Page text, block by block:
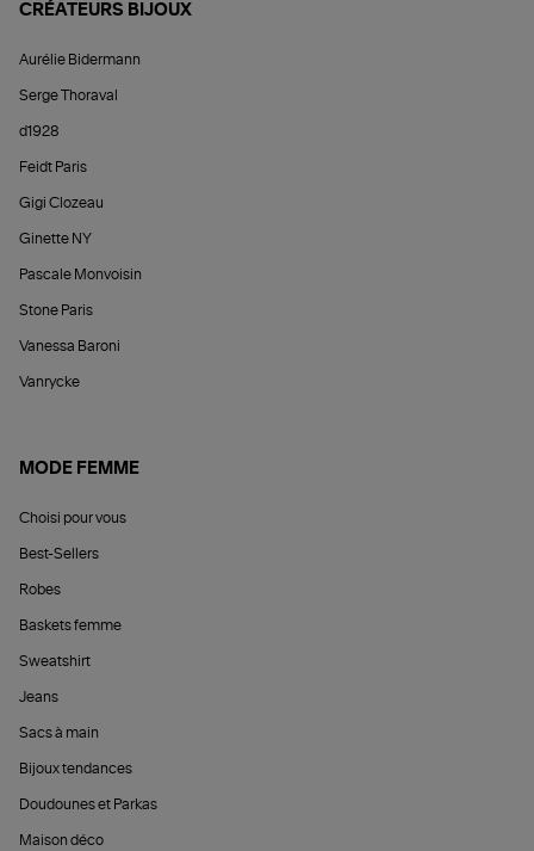
CRÉATEURS BIJOUX
Aurélie Bidermann
Serge Thoraval
d1928
Feidt Paris
Gigi Clozeau
Ginette NY
Pascale Monvoisin
Stone Paris
Vanessa Baroni
Vanrycke
MODE FEMME
Choisi pour vous
Best-Sellers
Robes
Baskets femme
Sweatshirt
Jeans
Sacs à main
Bijoux tendances
Doudounes et Parkas
Maison déco